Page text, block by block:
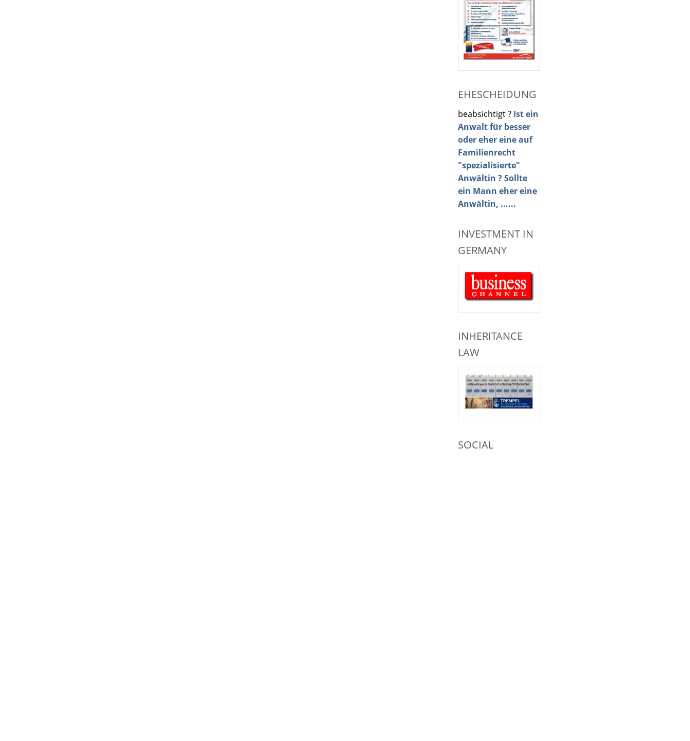
EHESCHEIDUNG
beabsichtigt ? Ist ein
Anwalt für besser
oder eher eine auf
Familienrecht
"spezialisierte"
Anwältin ? Sollte
ein Mann eher eine
Anwältin, ......
INVESTMENT IN
GERMANY
INHERITANCE
LAW
SOCIAL